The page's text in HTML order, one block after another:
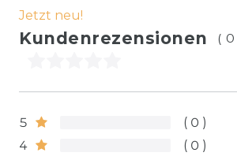
Jetzt neu!
Kundenrezensionen
5
0
4
0